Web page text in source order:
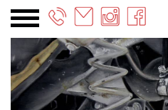
03-
6887090